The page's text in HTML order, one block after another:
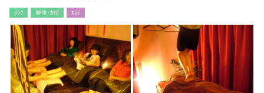
ﾘﾗｸ 整体･ｶｲﾛ ｴｽﾃ